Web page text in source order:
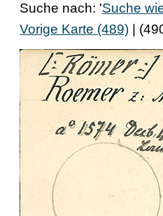
Suche nach: 'Suche
Vorige Karte (489) |